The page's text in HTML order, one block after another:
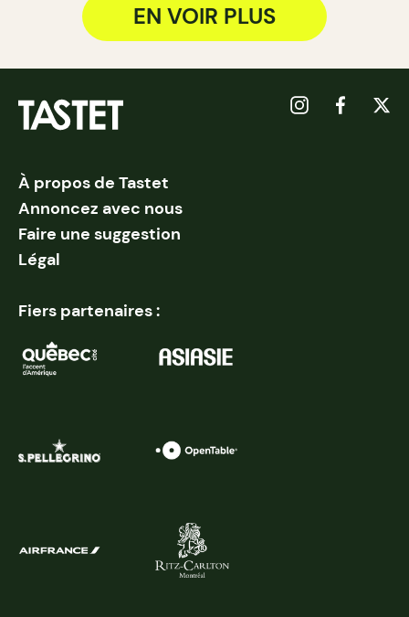
EN VOIR PLUS
À propos de Tastet
Annoncez avec nous
Faire une suggestion
Légal
Fiers partenaires :